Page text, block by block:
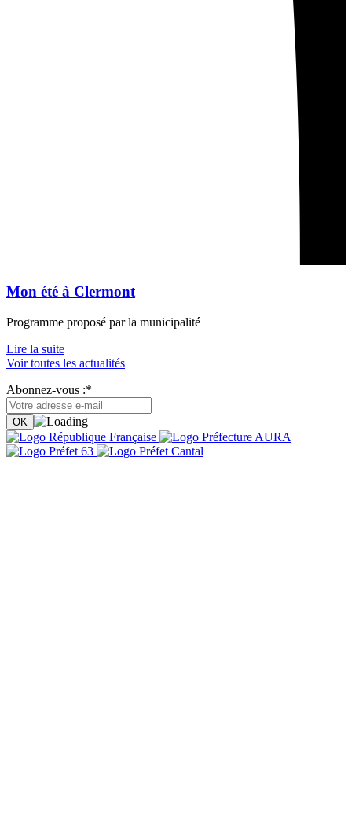
Mon été à Clermont
Programme proposé par la municipalité
Lire la suite
Voir toutes les actualités
Abonnez-vous :*